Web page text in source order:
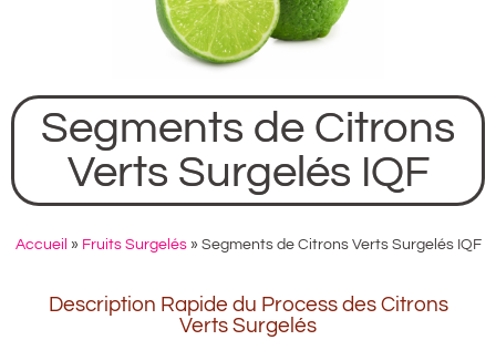
Segments de Citrons
Verts Surgelés IQF
Accueil » Fruits Surgelés» Segments de Citrons Verts Surgelés IQF
Description Rapide du Process des Citrons
Verts Surgelés